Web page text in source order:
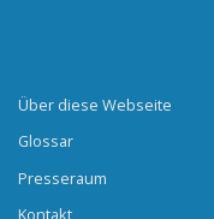
Über diese Webseite
Glossar
Presseraum
Kontakt